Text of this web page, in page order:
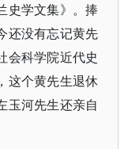
史学文集》。捧
还没有忘记黄先
会科学院近代史
这个黄先生退休
玉河先生还亲自